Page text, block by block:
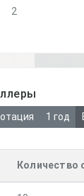
2
1 год
Количество